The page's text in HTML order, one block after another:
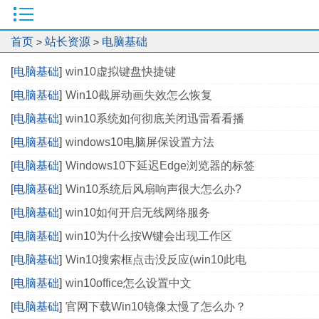
首页 > 站长资源 > 电脑基础
[电脑基础] win10虚拟键盘快捷键
[电脑基础] Win10截屏动画失效怎么恢复
[电脑基础] win10系统如何彻底关闭迅雷看看播
[电脑基础] windows10电脑屏保设置方法
[电脑基础] Windows10下延迟Edge浏览器的标签
[电脑基础] Win10系统后风扇响声很大怎么办?
[电脑基础] win10如何开启无线网络服务
[电脑基础] win10为什么按W键会出现工作区
[电脑基础] Win10搜索框点击没反应(win10此电
[电脑基础] win10office怎么设置中文
[电脑基础] 官网下载Win10镜像太慢了怎么办？